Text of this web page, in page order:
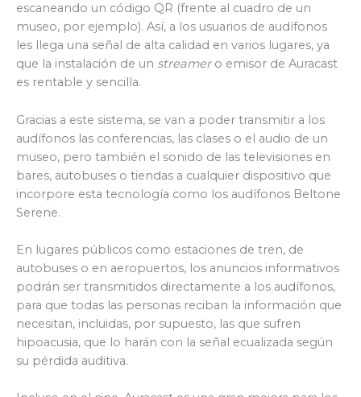
escaneando un código QR (frente al cuadro de un
museo, por ejemplo). Así, a los usuarios de audífonos
les llega una señal de alta calidad en varios lugares, ya
que la instalación de un streamero emisor de Auracast
es rentable y sencilla.
Gracias a este sistema, se van a poder transmitir a los
audífonos las conferencias, las clases o el audio de un
museo, pero también el sonido de las televisiones en
bares, autobuses o tiendas a cualquier dispositivo que
incorpore esta tecnología como los audífonos Beltone
Serene.
En lugares públicos como estaciones de tren, de
autobuses o en aeropuertos, los anuncios informativos
podrán ser transmitidos directamente a los audífonos,
para que todas las personas reciban la información que
necesitan, incluidas, por supuesto, las que sufren
hipoacusia, que lo harán con la señal ecualizada según
su pérdida auditiva.